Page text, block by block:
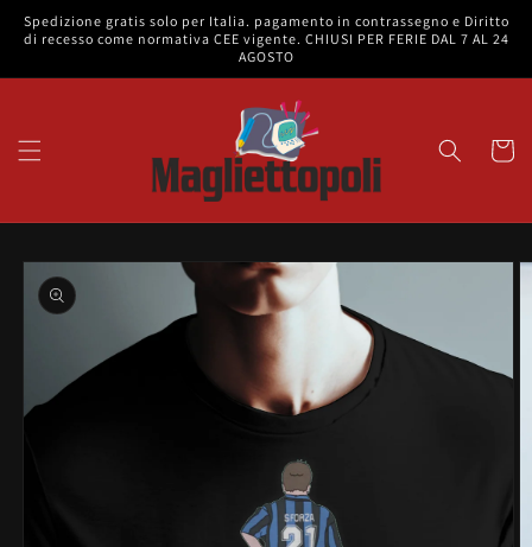
direttamente
ai contenuti
Spedizione gratis solo per Italia. pagamento in contrassegno e Diritto
di recesso come normativa CEE vigente. CHIUSI PER FERIE DAL 7 AL 24
AGOSTO
Carrello
Passa alle
informazioni
sul prodotto